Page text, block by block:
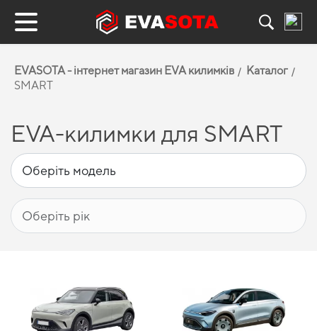
EVASOTA - інтернет магазин EVA килимків
Каталог
SMART
EVA-килимки для SMART